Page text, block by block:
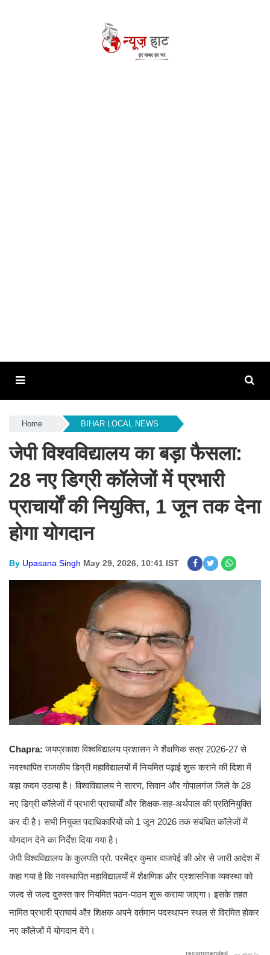
Home BIHAR LOCAL NEWS
जेपी विश्वविद्यालय का बड़ा फैसला:
28 नए डिग्री कॉलेजों में प्रभारी
प्राचार्यों की नियुक्ति, 1 जून तक देना
होगा योगदान
By Upasana Singh May 29, 2026, 10:41 IST
Chapra:जयप्रकाश विश्वविद्यालय प्रशासन ने शैक्षणिक सत्र 2026-27 से
नवस्थापित राजकीय डिग्री महाविद्यालयों में नियमित पढ़ाई शुरू कराने की दिशा में
बड़ा कदम उठाया है। विश्वविद्यालय ने सारण, सिवान और गोपालगंज जिले के 28
नए डिग्री कॉलेजों में प्रभारी प्राचार्यों और शिक्षक-सह-अर्थपाल की प्रतिनियुक्ति
कर दी है। सभी नियुक्त पदाधिकारियों को 1 जून 2026 तक संबंधित कॉलेजों में
योगदान देने का निर्देश दिया गया है।
जेपी विश्वविद्यालय के कुलपति प्रो. परमेंद्र कुमार वाजपेई की ओर से जारी आदेश में
कहा गया है कि नवस्थापित महाविद्यालयों में शैक्षणिक और प्रशासनिक व्यवस्था को
जल्द से जल्द दुरुस्त कर नियमित पठन-पाठन शुरू कराया जाएगा। इसके तहत
नामित प्रभारी प्राचार्य और शिक्षक अपने वर्तमान पदस्थापन स्थल से विरमित होकर
नए कॉलेजों में योगदान देंगे।